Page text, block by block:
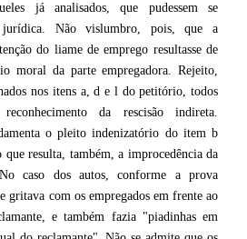
já analisados, que pudessem se
jurídica. Não vislumbro, pois, que a
do liame de emprego resultasse de
moral da parte empregadora. Rejeito,
nos itens a, d e l do petitório, todos
da rescisão indireta.
o pleito indenizatório do item b
que resulta, também, a improcedência da
caso dos autos, conforme a prova
gritava com os empregados em frente ao
e também fazia "piadinhas em